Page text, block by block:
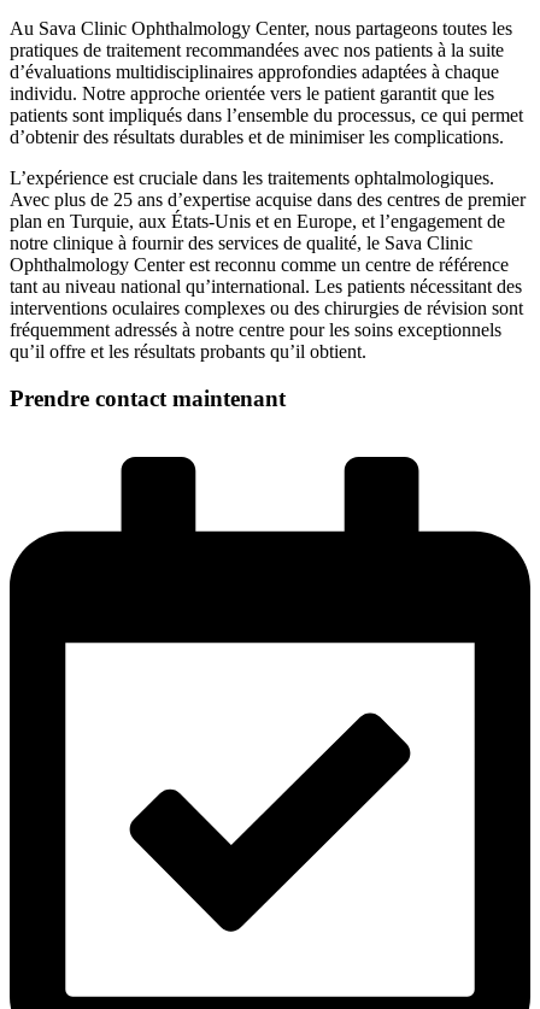
Au Sava Clinic Ophthalmology Center, nous partageons toutes les
pratiques de traitement recommandées avec nos patients à la suite
d’évaluations multidisciplinaires approfondies adaptées à chaque
individu. Notre approche orientée vers le patient garantit que les
patients sont impliqués dans l’ensemble du processus, ce qui permet
d’obtenir des résultats durables et de minimiser les complications.
L’expérience est cruciale dans les traitements ophtalmologiques.
Avec plus de 25 ans d’expertise acquise dans des centres de premier
plan en Turquie, aux États-Unis et en Europe, et l’engagement de
notre clinique à fournir des services de qualité, le Sava Clinic
Ophthalmology Center est reconnu comme un centre de référence
tant au niveau national qu’international. Les patients nécessitant des
interventions oculaires complexes ou des chirurgies de révision sont
fréquemment adressés à notre centre pour les soins exceptionnels
qu’il offre et les résultats probants qu’il obtient.
Prendre contact maintenant